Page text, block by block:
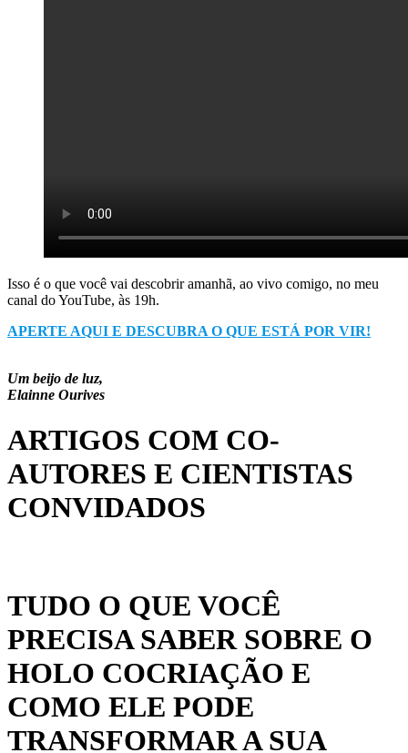
Isso é o que você vai descobrir amanhã, ao vivo comigo, no meu
canal do YouTube, às 19h.
APERTE AQUI E DESCUBRA O QUE ESTÁ POR VIR!
Um beijo de luz,
Elainne Ourives
ARTIGOS COM CO-
AUTORES E CIENTISTAS
CONVIDADOS
TUDO O QUE VOCÊ
PRECISA SABER SOBRE O
HOLO COCRIAÇÃO E
COMO ELE PODE
TRANSFORMAR A SUA